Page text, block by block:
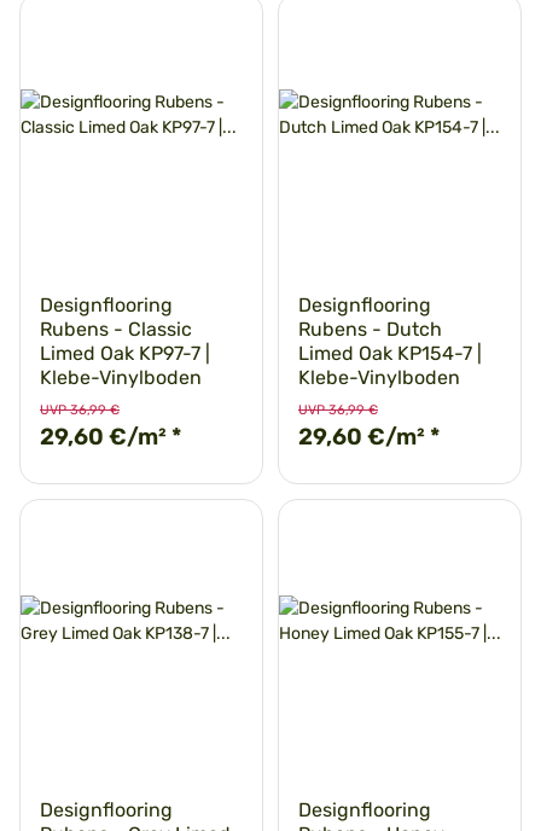
Designflooring
Rubens - Classic
Limed Oak KP97-7 |
Klebe-Vinylboden
UVP 36,99 €
29,60 €/m² *
Designflooring
Rubens - Dutch
Limed Oak KP154-7 |
Klebe-Vinylboden
UVP 36,99 €
29,60 €/m² *
Designflooring
Designflooring